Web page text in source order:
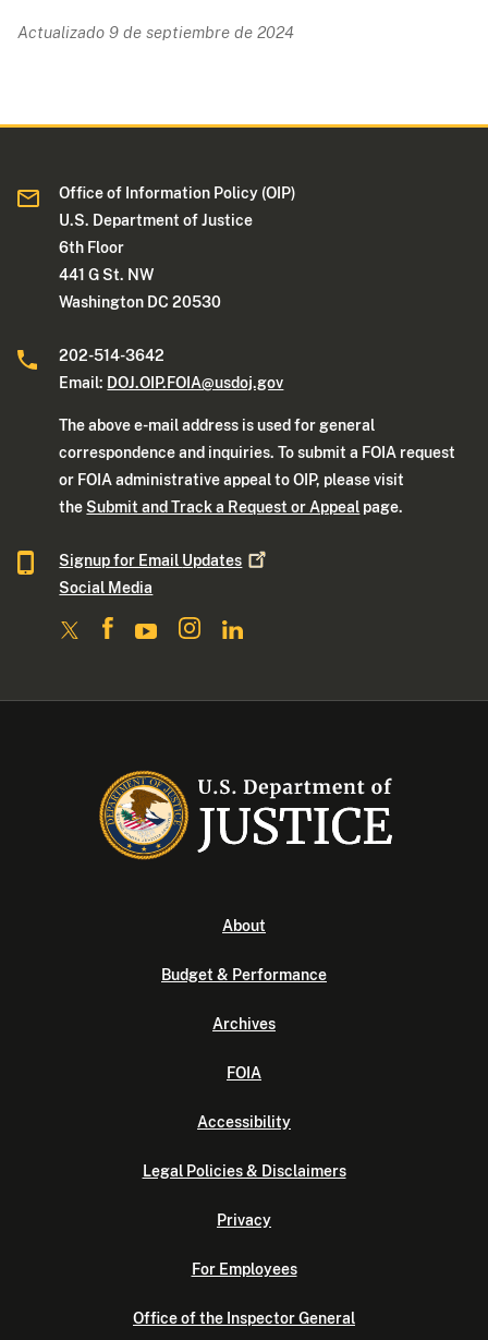
Actualizado 9 de septiembre de 2024
Office of Information Policy (OIP)
U.S. Department of Justice
6th Floor
441 G St. NW
Washington DC 20530
202-514-3642
Email: DOJ.OIP.FOIA@usdoj.gov
The above e-mail address is used for general
correspondence and inquiries. To submit a FOIA request
or FOIA administrative appeal to OIP, please visit
the Submit and Track a Request or Appeal page.
Signup for Email Updates
Social Media
About
Budget & Performance
Archives
FOIA
Accessibility
Legal Policies & Disclaimers
Privacy
For Employees
Office of the Inspector General